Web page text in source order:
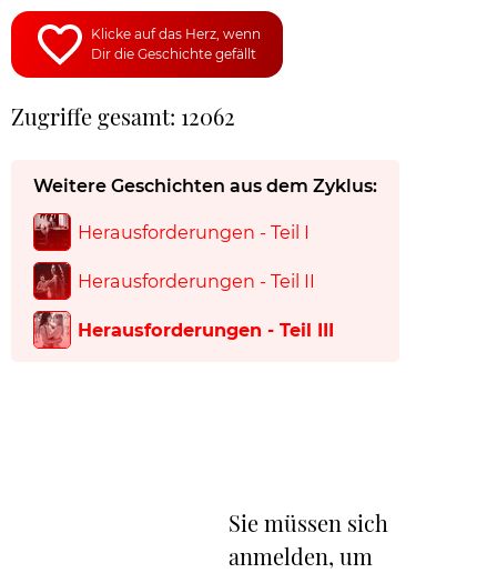
Klicke auf das Herz, wenn
Dir die Geschichte gefällt
Zugriffe gesamt: 12062
Weitere Geschichten aus dem Zyklus:
Herausforderungen - Teil I
Herausforderungen - Teil II
Herausforderungen - Teil III
Sie müssen sich
anmelden, um